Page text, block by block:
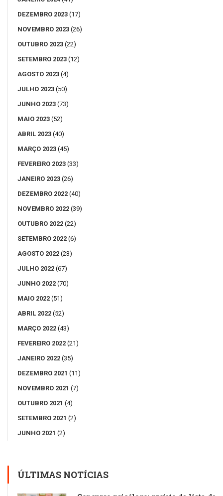
DEZEMBRO 2023 (17)
NOVEMBRO 2023 (26)
OUTUBRO 2023 (22)
SETEMBRO 2023 (12)
AGOSTO 2023 (4)
JULHO 2023 (50)
JUNHO 2023 (73)
MAIO 2023 (52)
ABRIL 2023 (40)
MARÇO 2023 (45)
FEVEREIRO 2023 (33)
JANEIRO 2023 (26)
DEZEMBRO 2022 (40)
NOVEMBRO 2022 (39)
OUTUBRO 2022 (22)
SETEMBRO 2022 (6)
AGOSTO 2022 (23)
JULHO 2022 (67)
JUNHO 2022 (70)
MAIO 2022 (51)
ABRIL 2022 (52)
MARÇO 2022 (43)
FEVEREIRO 2022 (21)
JANEIRO 2022 (35)
DEZEMBRO 2021 (11)
NOVEMBRO 2021 (7)
OUTUBRO 2021 (4)
SETEMBRO 2021 (2)
JUNHO 2021 (2)
ÚLTIMAS NOTÍCIAS